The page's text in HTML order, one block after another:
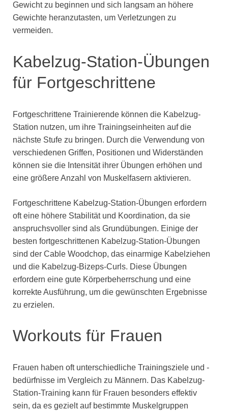
Gewicht zu beginnen und sich langsam an höhere
Gewichte heranzutasten, um Verletzungen zu
vermeiden.
Kabelzug-Station-Übungen
für Fortgeschrittene
Fortgeschrittene Trainierende können die Kabelzug-
Station nutzen, um ihre Trainingseinheiten auf die
nächste Stufe zu bringen. Durch die Verwendung von
verschiedenen Griffen, Positionen und Widerständen
können sie die Intensität ihrer Übungen erhöhen und
eine größere Anzahl von Muskelfasern aktivieren.
Fortgeschrittene Kabelzug-Station-Übungen erfordern
oft eine höhere Stabilität und Koordination, da sie
anspruchsvoller sind als Grundübungen. Einige der
besten fortgeschrittenen Kabelzug-Station-Übungen
sind der Cable Woodchop, das einarmige Kabelziehen
und die Kabelzug-Bizeps-Curls. Diese Übungen
erfordern eine gute Körperbeherrschung und eine
korrekte Ausführung, um die gewünschten Ergebnisse
zu erzielen.
Workouts für Frauen
Frauen haben oft unterschiedliche Trainingsziele und -
bedürfnisse im Vergleich zu Männern. Das Kabelzug-
Station-Training kann für Frauen besonders effektiv
sein, da es gezielt auf bestimmte Muskelgruppen